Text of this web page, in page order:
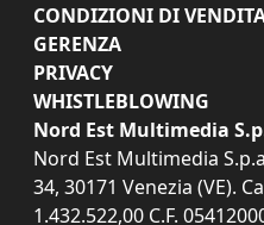
CONDIZIONI DI
GERENZA
PRIVACY
WHISTLEBLOWING
Nord Est Multimedia
Nord Est Multimedia
34, 30171 Venezia (VE).
1.432.522,00 C.F.